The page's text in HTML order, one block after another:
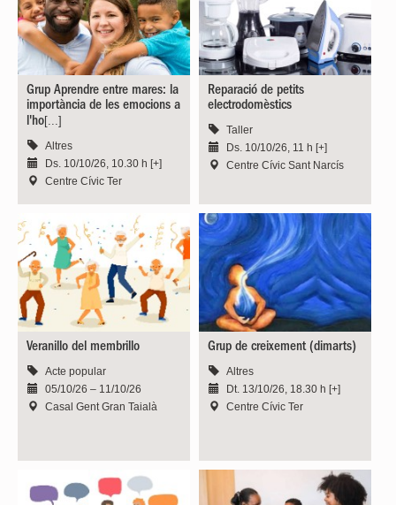
Grup Aprendre entre mares: la
importància de les emocions a
l'ho[...]
Altres
Ds. 10/10/26, 10.30 h [+]
Centre Cívic Ter
Reparació de petits
electrodomèstics
Taller
Ds. 10/10/26, 11 h [+]
Centre Cívic Sant Narcís
Veranillo del membrillo
Acte popular
05/10/26 – 11/10/26
Casal Gent Gran Taialà
Grup de creixement (dimarts)
Altres
Dt. 13/10/26, 18.30 h [+]
Centre Cívic Ter